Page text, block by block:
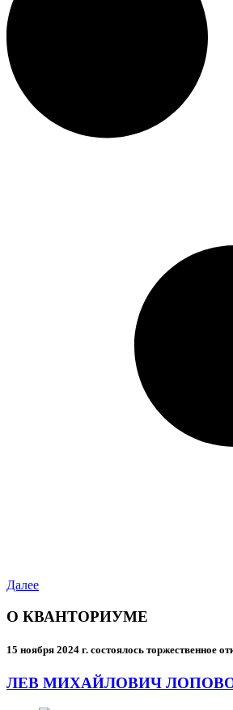
Далее
О КВАНТОРИУМЕ
15 ноября 2024 г. состоялось торжественное
ЛЕВ МИХАЙЛОВИЧ